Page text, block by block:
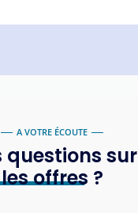
A VOTRE ÉCOUTE
questions sur
les offres ?